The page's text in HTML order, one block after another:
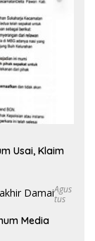
Usai, Klaim
Agus
Tus
Media